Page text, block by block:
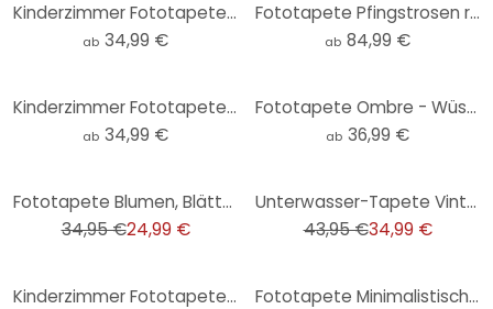
Kinderzimmer Fototapete Kikki Belle - Dschungel Jive - Sepia - Rund - Selbstklebend/Vlies
ab 34,99 €
Fototapete Pfingstrosen rosé - Blumentapete - Haase
ab 84,99 €
Kinderzimmer Fototapete World Map - Braun - Rund - Selbstklebend/Vlies
ab 34,99 €
Fototapete Ombre - Wüstenmorgen
ab 36,99 €
Fototapete Blumen, Blätter Floral Vliestapete Natur matt in Beige 2,70 x 1,59 m
34,95 €24,99 €
Unterwasser-Tapete Vintage Bunt - Vliestapete mit Fischen für Wohnzimmer & Bad
43,95 €34,99 €
Kinderzimmer Fototapete Kleiner Teddybär mit Luftballon - Magnusson - Rund - Selbstklebend/Vlies Fototapete Minimalistischer Baum in ruhiger Landschaft | Natur Tapete - Flour - Rund - Selbstklebend